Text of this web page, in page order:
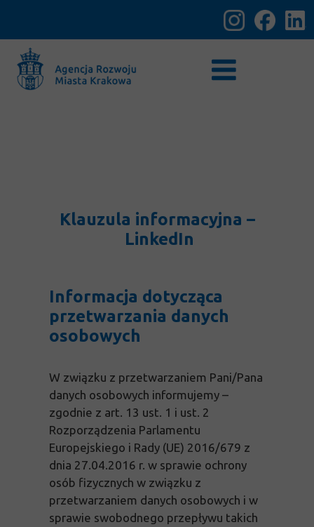
Informacja dotycząca
przetwarzania danych
osobowych
W związku z przetwarzaniem Pani/Pana
danych osobowych informujemy –
zgodnie z art. 13 ust. 1 i ust. 2
Rozporządzenia Parlamentu
Europejskiego i Rady (UE) 2016/679 z
dnia 27.04.2016 r. w sprawie ochrony
osób fizycznych w związku z
przetwarzaniem danych osobowych i w
sprawie swobodnego przepływu takich
Klauzula informacyjna –
LinkedIn